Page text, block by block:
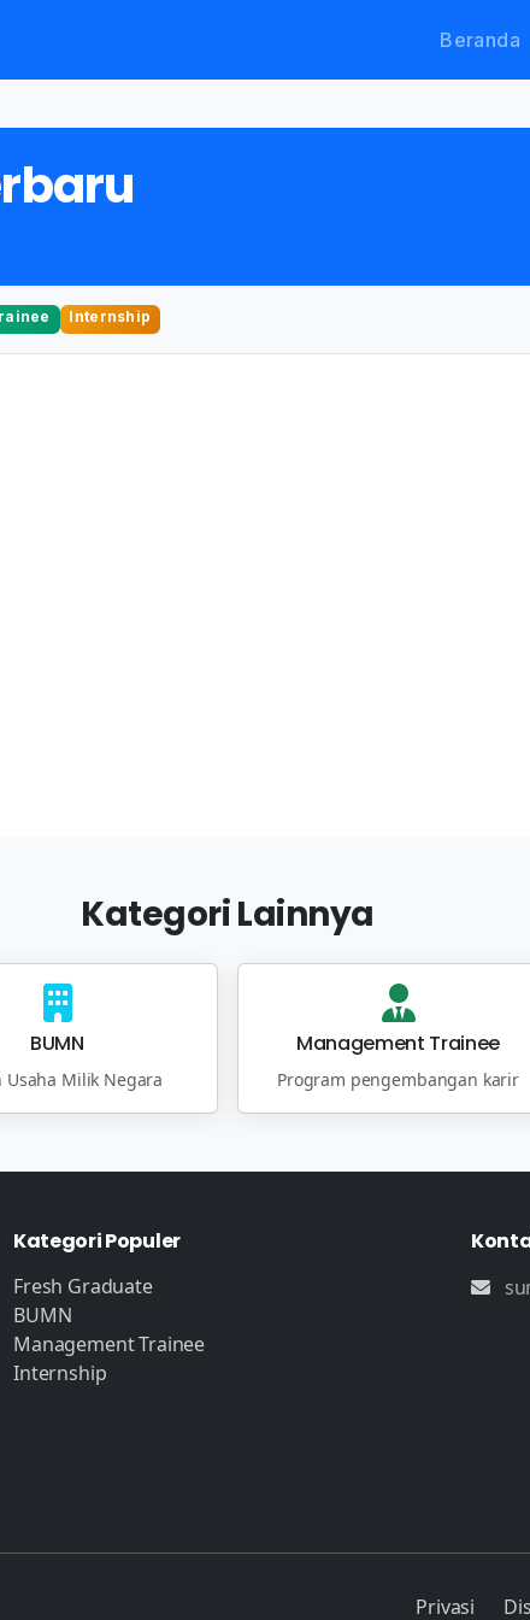
Beranda
Internship
Kategori Lainnya
BUMN
Usaha Milik Negara
Management Trainee
Program pengembangan karir
Kategori Populer
Fresh Graduate
BUMN
Management Trainee
Internship
Privasi